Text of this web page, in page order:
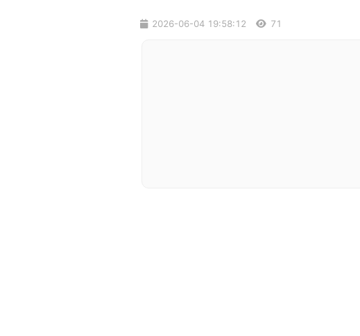
2026-06-04 19:58:12 71